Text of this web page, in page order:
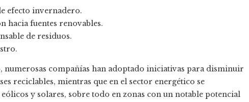
efecto invernadero.
hacia fuentes renovables.
de residuos.
compañías han adoptado iniciativas para disminuir
reciclables, mientras que en el sector energético se
y solares, sobre todo en zonas con un notable potencial